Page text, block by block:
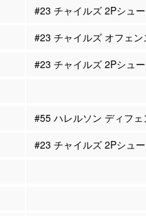
#23 チャイルズ 2Pシュ
#23 チャイルズ オフェ
#23 チャイルズ 2Pシュ
#55 ハレルソン ディフ
#23 チャイルズ 2Pシュ